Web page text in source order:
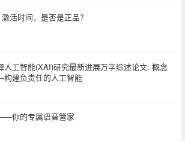
活时间，是否是正品？
人工智能(XAI)研究最新进展万字综述论文: 概念
建负责任的人工智能
你的专属语音管家